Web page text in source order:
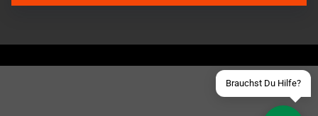
Brauchst Du Hilfe?
Schick uns eine eMail